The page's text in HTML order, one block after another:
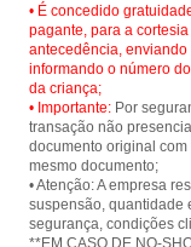
• É concedido
pagante, para a
antecedência,
informando o número
da criança;
• Importante: Por
transação não
documento original
mesmo documento;
• Atenção: A empresa
suspensão, quantidade
segurança, condições
**EM CASO DE NO-